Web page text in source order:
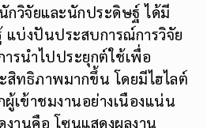
วิจัยและนักประดิษฐ์ ได้มี
แบ่งปันประสบการณ์การวิจัย
รนำไปประยุกต์ใช้เพื่อ
ทธิภาพมากขึ้น โดยมีไฮไลต์
เข้าชมงานอย่างเนืองแน่น
งานคือ โซนแสดงผลงาน